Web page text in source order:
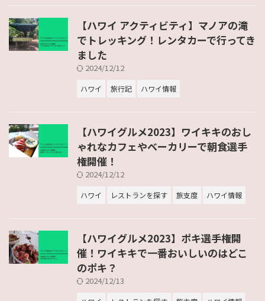
【ハワイ アクティビティ】マノアの滝
でトレッキング！レンタカーで行ってき
ました
2024/12/12
ハワイ 旅行記 ハワイ情報
【ハワイグルメ2023】ワイキキのおし
ゃれなカフェやベーカリーで朝食選手
権開催！
2024/12/12
ハワイ レストランを探す 旅支度 ハワイ情報
【ハワイグルメ2023】ポキ選手権開
催！ワイキキで一番おいしいのはどこ
のポキ？
2024/12/13